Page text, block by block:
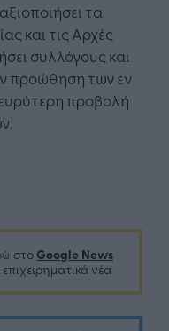
τα
και τις Αρχές
συλλόγους και
προώθηση των εν
προβολή
στο Google News
νέα